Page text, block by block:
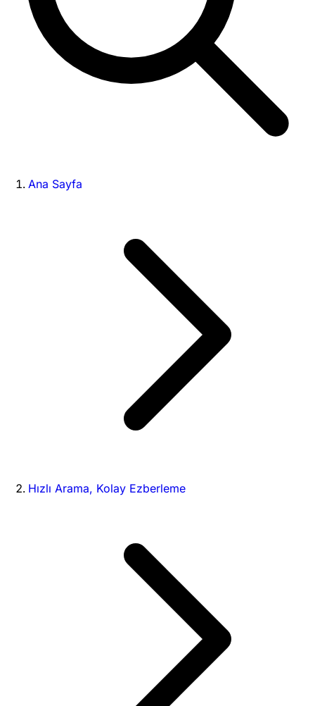
Ana Sayfa
Hızlı Arama, Kolay Ezberleme